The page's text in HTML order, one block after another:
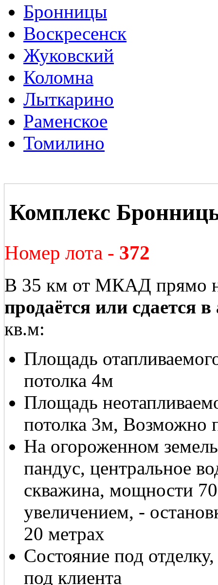
Бронницы
Воскресенск
Жуковский
Коломна
Лыткарино
Раменское
Томилино
Комплекс
Номер лота - 372
В 35 км от МКАД прямо
продаётся или сдается в
кв.м:
Площадь
потолка 4м
Площадь
потолка 3м, Возможно
На огороженном
пандус, центральное
скважина, мощности
увеличением, -
20 метрах
Состояние под
под клиента